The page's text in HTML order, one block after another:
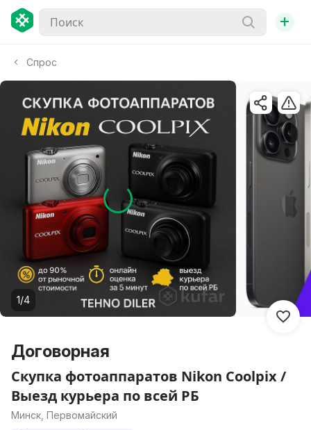
+
Спрос
1/4
Договорная
Скупка фотоаппаратов Nikon Coolpix /
Выезд курьера по всей РБ
Минск, Первомайский